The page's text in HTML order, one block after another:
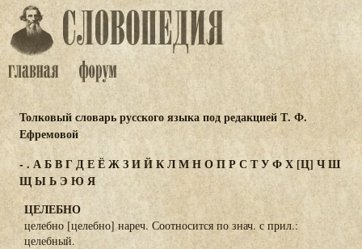
Толковый словарь русского языка под редакцией Т. Ф.
Ефремовой
- . АБВГДЕЁЖЗИЙКЛМНОПР С ТУФХ[Ц] ЧШ
ЩЫЬЭ ЮЯ
ЦЕЛЕБНО
целебно [целебно] нареч. Соотносится по знач. с прил.:
целебный.